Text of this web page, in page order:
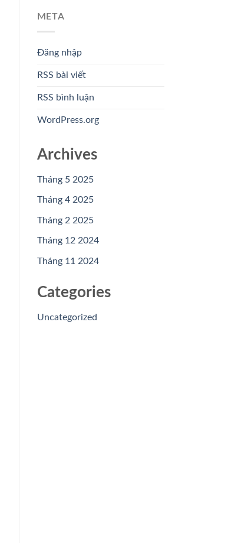
META
Đăng nhập
RSS bài viết
RSS bình luận
WordPress.org
Archives
Tháng 5 2025
Tháng 4 2025
Tháng 2 2025
Tháng 12 2024
Tháng 11 2024
Categories
Uncategorized